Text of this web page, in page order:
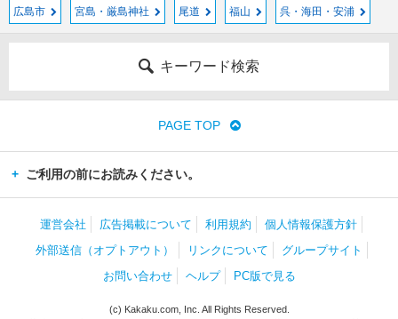
広島市 宮島・厳島神社 尾道 福山 呉・海田・安浦
キーワード検索
PAGE TOP
ご利用の前にお読みください。
運営会社 広告掲載について 利用規約
個人情報保護方針
外部送信（オプトアウト）
リンクについて
グループサイト
お問い合わせ
ヘルプ PC版で見る
(c) Kakaku.com, Inc. All Rights Reserved.